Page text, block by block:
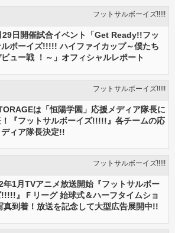
フットサルボーイズ!!!!!
29日開催試合イベント「Get Ready!!フッ
ルボーイズ!!!!! ハイファイカップ～僕たち
ュー戦 ！～」オフィシャルレポート
フットサルボーイズ!!!!!
は「恒陽学園」応援メディア隊長に
『フットサルボーイズ!!!!!』各チームの応
ィア隊長決定!!
フットサルボーイズ!!!!!
年1月TVアニメ放送開始『フットサルボー
!!!!!』Ｆリーグ 始球式＆ハーフタイムショ
真到着！放送を記念して大型広告展開中!!